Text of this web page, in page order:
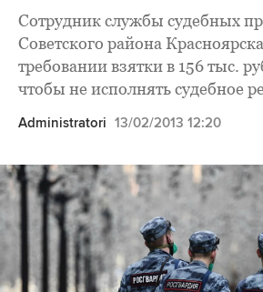
Administratori 13/02/2013 12:20
Сотрудник службы судебных
Советского района
требовании взятки в 156 тыс.
чтобы не исполнять судебное